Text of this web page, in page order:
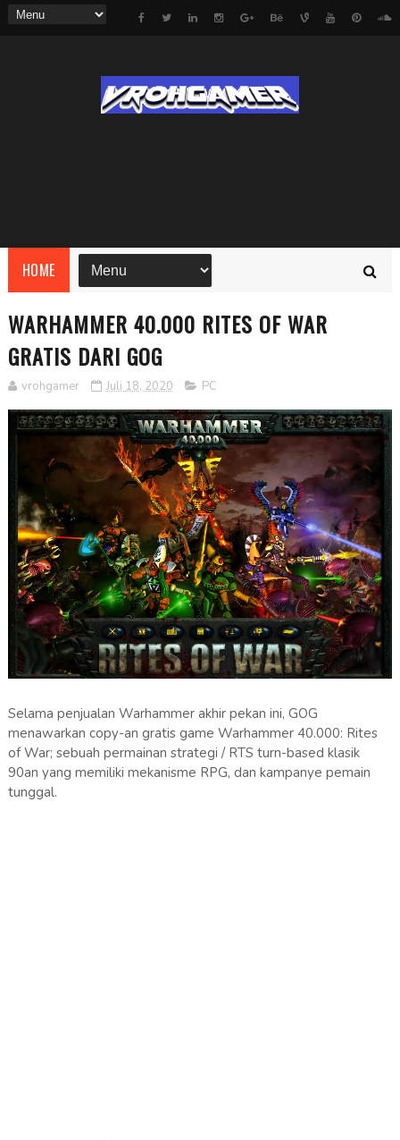
HOME
WARHAMMER 40.000 RITES OF WAR
GRATIS DARI GOG
vrohgamer Juli 18, 2020 PC
Selama penjualan Warhammer akhir pekan ini, GOG
menawarkan copy-an gratis game Warhammer 40.000: Rites
of War; sebuah permainan strategi / RTS turn-based klasik
90an yang memiliki mekanisme RPG, dan kampanye pemain
tunggal.